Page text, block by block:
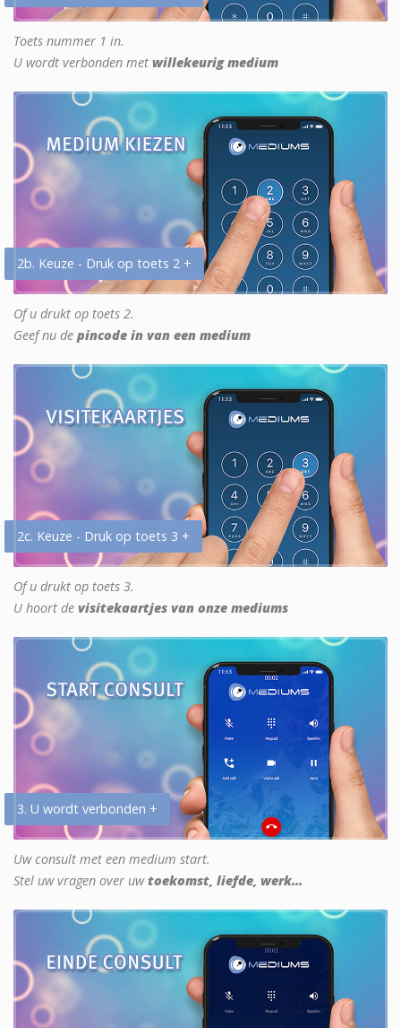
Toets nummer 1 in.
U wordt verbonden met willekeurig medium
2b. Keuze - Druk op toets 2 +
Of u drukt op toets 2.
Geef nu de pincode in van een medium
2c. Keuze - Druk op toets 3 +
Of u drukt op toets 3.
U hoort de visitekaartjes van onze mediums
3. U wordt verbonden +
Uw consult met een medium start.
Stel uw vragen over uwtoekomst, liefde, werk...